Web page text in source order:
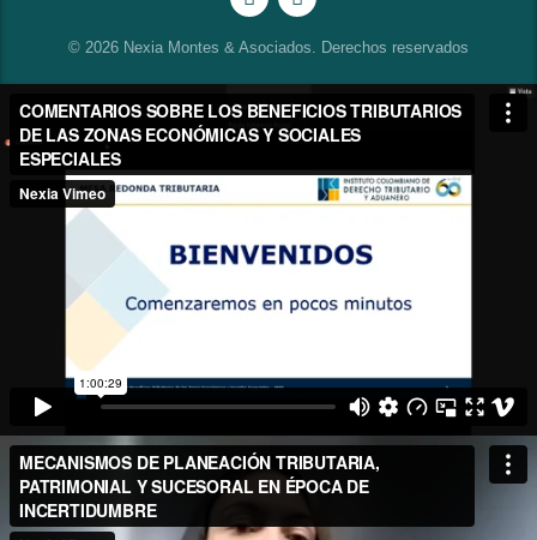
© 2026 Nexia Montes & Asociados. Derechos reservados